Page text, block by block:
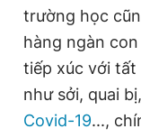
trường học
hàng ngàn
tiếp xúc với tất
như sởi, quai
Covid-19...,